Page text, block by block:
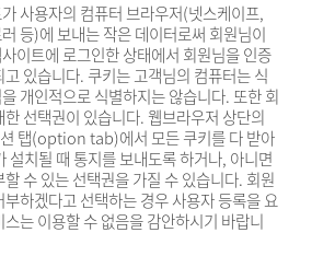
사용자의 컴퓨터 브라우저(넷스케이프,
등)에 보내는 작은 데이터로써 회원님이
이트에 로그인한 상태에서 회원님을 인증
있습니다. 쿠키는 고객님의 컴퓨터는 식
개인적으로 식별하지는 않습니다. 또한 회
선택권이 있습니다. 웹브라우저 상단의
탭(option tab)에서 모든 쿠키를 다 받아
설치될 때 통지를 보내도록 하거나, 아니면
수 있는 선택권을 가질 수 있습니다. 회원
하겠다고 선택하는 경우 사용자 등록을 요
는 이용할 수 없음을 감안하시기 바랍니